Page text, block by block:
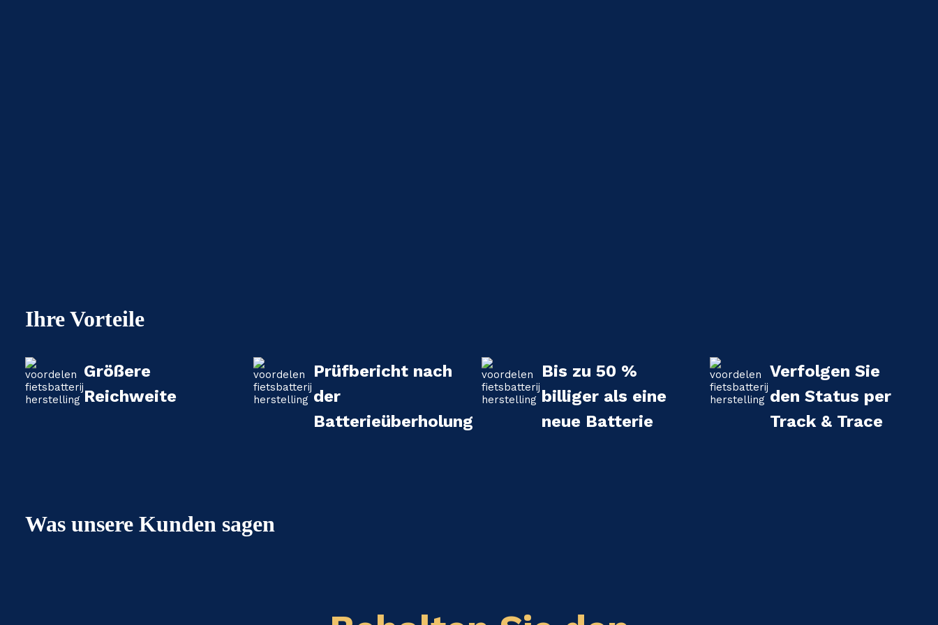
Ihre Vorteile
Größere
Reichweite
Prüfbericht nach
der
Batterieüberholung
Bis zu 50 %
billiger als eine
neue Batterie
Verfolgen Sie
den Status per
Track & Trace
Was unsere Kunden sagen